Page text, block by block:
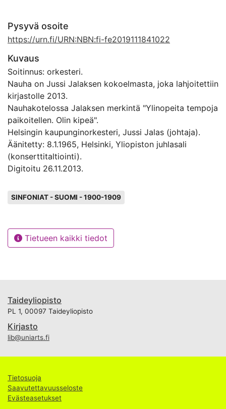
Pysyvä osoite
https://urn.fi/URN:NBN:fi-fe2019111841022
Kuvaus
Soitinnus: orkesteri.
Nauha on Jussi Jalaksen kokoelmasta, joka lahjoitettiin
kirjastolle 2013.
Nauhakotelossa Jalaksen merkintä "Ylinopeita tempoja
paikoitellen. Olin kipeä".
Helsingin kaupunginorkesteri, Jussi Jalas (johtaja).
Äänitetty: 8.1.1965, Helsinki, Yliopiston juhlasali
(konserttitaltiointi).
Digitoitu 26.11.2013.
SINFONIAT - SUOMI - 1900-1909
Tietueen kaikki tiedot
Taideyliopisto
PL 1, 00097 Taideyliopisto
Kirjasto
lib@uniarts.fi
Tietosuoja
Saavutettavuusseloste
Evästeasetukset